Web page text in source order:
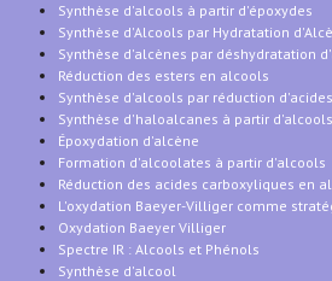
Synthèse d'alcools à partir d'époxydes
Synthèse d'Alcools par Hydratation
Synthèse d'alcènes par déshydratation
Réduction des esters en alcools
Synthèse d'alcools par réduction
Synthèse d'haloalcanes à partir d'alcools
Époxydation d'alcène
Formation d'alcoolates à partir d'alcools
Réduction des acides carboxyliques en
L'oxydation Baeyer-Villiger comme
Oxydation Baeyer Villiger
Spectre IR : Alcools et Phénols
Synthèse d'alcool